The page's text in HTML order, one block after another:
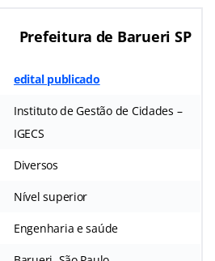
Prefeitura de Barueri SP
edital publicado
Instituto de Gestão de Cidades –
IGECS
Diversos
Nível superior
Engenharia e saúde